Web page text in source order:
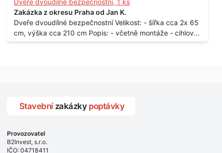
vchodové dveře umístěné v zarámovaném a proskleném
portálu - předmětem dodávky bude i demontáž
stávajících a už nevyhovujících prosklených,
umělohmotných vstupů Množství: - 8 ks Lokalita: - 7, 9,
Dveře dvoudílné bezpečnostní, 1 ks
Zakázka z okresu Praha od Jan K.
Dveře dvoudílné bezpečnostní Velikost: - šířka cca 2x 65
cm, výška cca 210 cm Popis: - včetně montáže - cihlový
dům, 2. patro - vchod z chodby - rozměry bez zárubní
Stavební zakázky poptávky
Provozovatel
B2Invest, s.r.o.
IČO: 04718411